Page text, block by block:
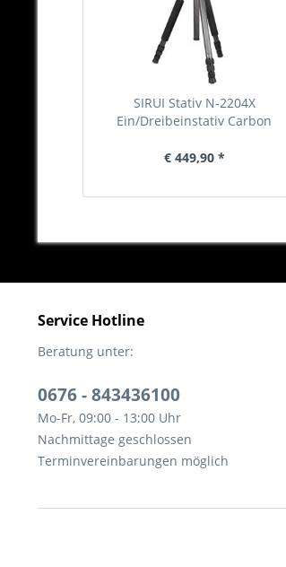
SIRUI Stativ N-2204X
Ein/Dreibeinstativ Carbon
€ 449,90 *
Service Hotline
Beratung unter:
0676 - 843436100
Mo-Fr, 09:00 - 13:00 Uhr
Nachmittage geschlossen
Terminvereinbarungen möglich